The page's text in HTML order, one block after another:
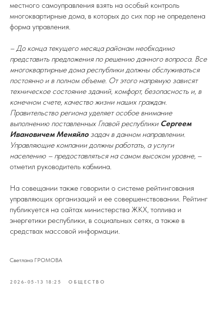
местного самоуправления взять на особый контроль
многоквартирные дома, в которых до сих пор не определена
форма управления.
– До конца текущего месяца районам необходимо
представить предложения по решению данного вопроса. Все
многоквартирные дома республики должны обслуживаться
постоянно и в полном объеме. От этого напрямую зависят
техническое состояние зданий, комфорт, безопасность и, в
конечном счете, качество жизни наших граждан.
Правительство региона уделяет особое внимание
выполнению поставленных Главой республики Сергеем
Ивановичем Меняйлозадач в данном направлении.
Управляющие компании должны работать, а услуги
населению – предоставляться на самом высоком уровне, –
отметил руководитель кабмина.
На совещании также говорили о системе рейтингования
управляющих организаций и ее совершенствовании. Рейтинг
публикуется на сайтах министерства ЖКХ, топлива и
энергетики республики, в социальных сетях, а также в
средствах массовой информации.
Светлана ГРОМОВА
2026-05-13 18:25 ОБЩЕСТВО